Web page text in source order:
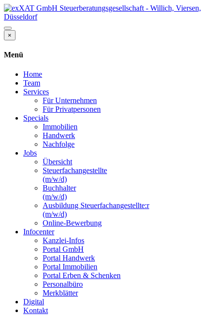
×
Menü
Home
Team
Services
Für Unternehmen
Für Privatpersonen
Specials
Immobilien
Handwerk
Nachfolge
Jobs
Übersicht
Steuerfachangestellte
(m/w/d)
Buchhalter
(m/w/d)
Ausbildung Steuerfachangestellte:r
(m/w/d)
Online-Bewerbung
Infocenter
Kanzlei-Infos
Portal GmbH
Portal Handwerk
Portal Immobilien
Portal Erben & Schenken
Personalbüro
Merkblätter
Digital
Kontakt